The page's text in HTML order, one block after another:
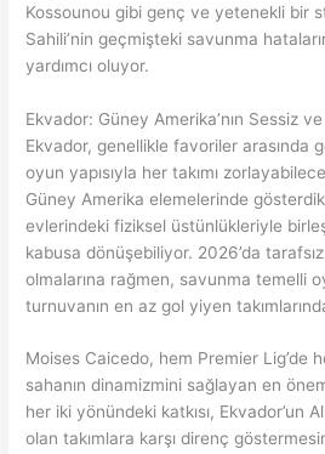
Kossounou gibi genç ve yetenekli bir
Sahili’nin geçmişteki savunma
yardımcı oluyor.
Ekvador: Güney Amerika’nın Sessiz
Ekvador, genellikle favoriler arasında
oyun yapısıyla her takımı
Güney Amerika elemelerinde
evlerindeki fiziksel üstünlükleriyle
kabusa dönüşebiliyor. 2026’da
olmalarına rağmen, savunma temelli
turnuvanın en az gol yiyen
Moises Caicedo, hem Premier Lig’de
sahanın dinamizmini sağlayan en
her iki yönündeki katkısı, Ekvador’un
olan takımlara karşı direnç